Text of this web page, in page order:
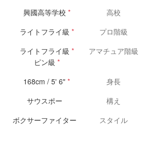
興國高等学校 *
高校
ライトフライ級 * プロ階級
ライトフライ級 *
ピン級 *
アマチュア階級
168cm / 5' 6" * 身長
サウスポー
構え
ボクサーファイター
スタイル